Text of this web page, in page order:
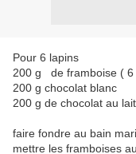
Pour 6 lapins
200 g de framboise ( 6
200 g chocolat blanc
200 g de chocolat au
faire fondre au bain
mettre les framboises